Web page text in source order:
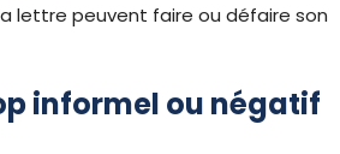
lettre peuvent faire ou défaire son
informel ou négatif